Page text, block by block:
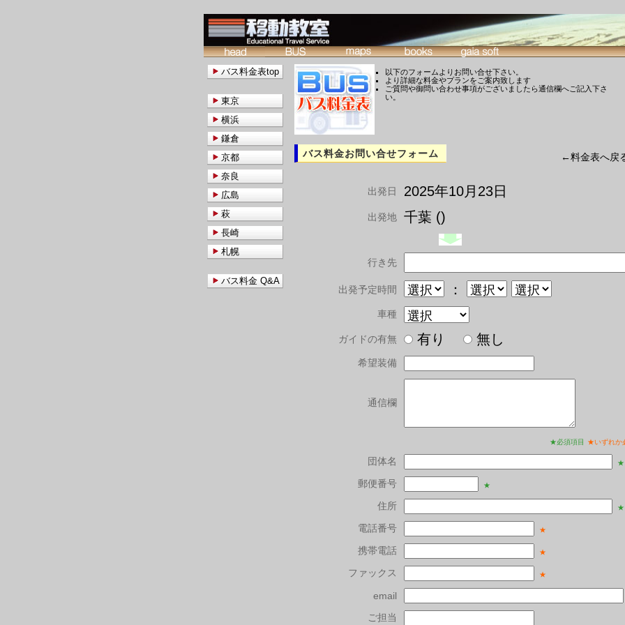
以下のフォームよりお問い合せ下さい。
より詳細な料金やプランをご案内致します
ご質問や御問い合わせ事項がございましたら通信欄へご記入下さ
い。
バス料金お問い合せフォーム ←料金表へ戻
出発日 2025年10月23日
出発地 千葉 ()
行き先
出発予定時間 ：
車種
ガイドの有無 有り 無し
希望装備
通信欄
★必須項目 ★いずれか
団体名 ★
郵便番号 ★
住所 ★
電話番号 ★
携帯電話 ★
ファックス ★
email
ご担当
バス料金表top
東京
横浜
鎌倉
京都
奈良
広島
萩
長崎
札幌
バス料金 Q&A